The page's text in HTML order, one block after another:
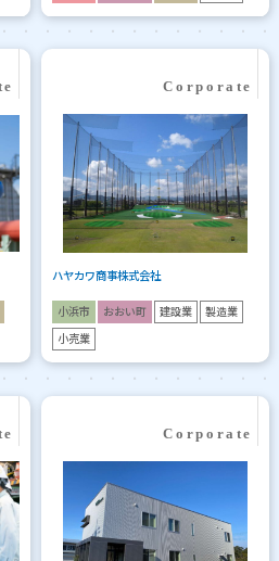
ハヤカワ商事株式会社
小浜市 おおい町 建設業 製造業
小売業